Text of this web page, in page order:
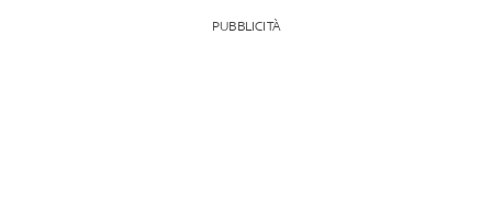
PUBBLICITÀ